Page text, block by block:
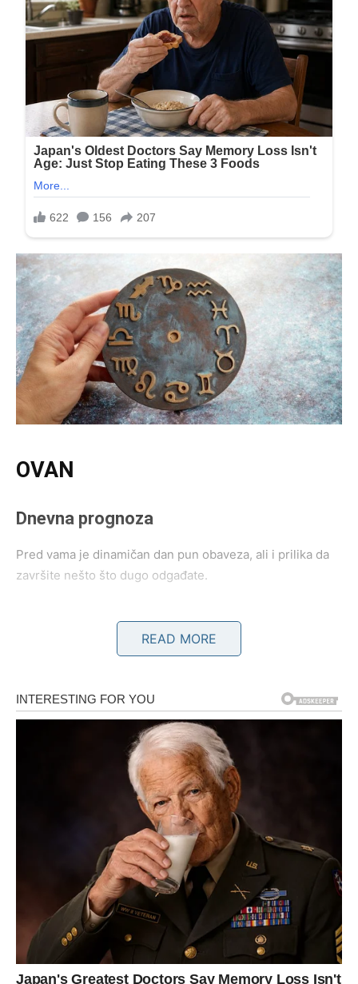
OVAN
Dnevna prognoza
Pred vama je dinamičan dan pun obaveza, ali i prilika da
završite nešto što dugo odgađate.
Poruka zvijezda
Ne čekajte savršen trenutak.
BIK
Dnevna prognoza
Jedna vijest mogla bi vam donijeti osjećaj olakšanja i
Poruka zvijezda
Vjerujte da se stvari slažu u vašu korist.
BLIZANCI
READ MORE